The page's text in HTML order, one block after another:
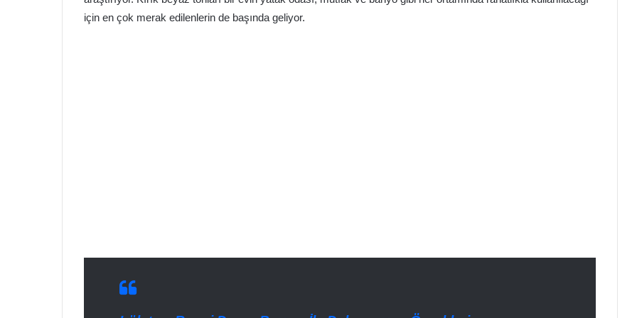
için en çok merak edilenlerin de başında geliyor.